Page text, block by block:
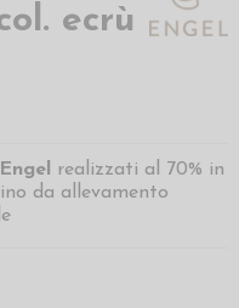
ecrù
realizzati al 70% in
da allevamento